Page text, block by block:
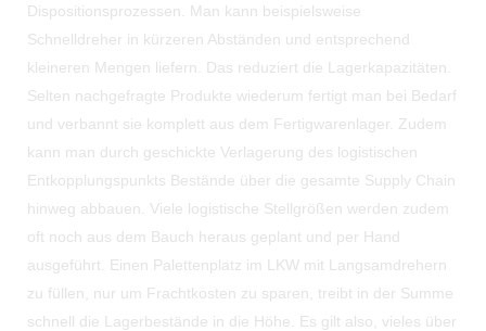
Dispositionsprozessen. Man kann beispielsweise
Schnelldreher in kürzeren Abständen und entsprechend
kleineren Mengen liefern. Das reduziert die Lagerkapazitäten.
Selten nachgefragte Produkte wiederum fertigt man bei Bedarf
und verbannt sie komplett aus dem Fertigwarenlager. Zudem
kann man durch geschickte Verlagerung des logistischen
Entkopplungspunkts Bestände über die gesamte Supply Chain
hinweg abbauen. Viele logistische Stellgrößen werden zudem
oft noch aus dem Bauch heraus geplant und per Hand
ausgeführt. Einen Palettenplatz im LKW mit Langsamdrehern
zu füllen, nur um Frachtkosten zu sparen, treibt in der Summe
schnell die Lagerbestände in die Höhe. Es gilt also, vieles über